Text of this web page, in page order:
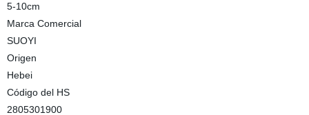
5-10cm
Marca Comercial
SUOYI
Origen
Hebei
Código del HS
2805301900